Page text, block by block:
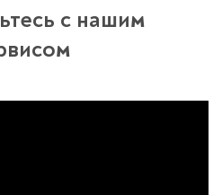
с нашим